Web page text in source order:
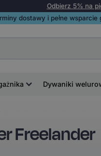
Odbierz 5% na
dostawy i pełne
Dywaniki
Freelander